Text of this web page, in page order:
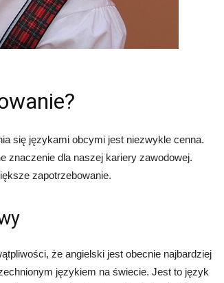
się językami obcymi jest niezwykle cenna.
znaczenie dla naszej kariery zawodowej.
zapotrzebowanie.
że angielski jest obecnie najbardziej
językiem na świecie. Jest to język